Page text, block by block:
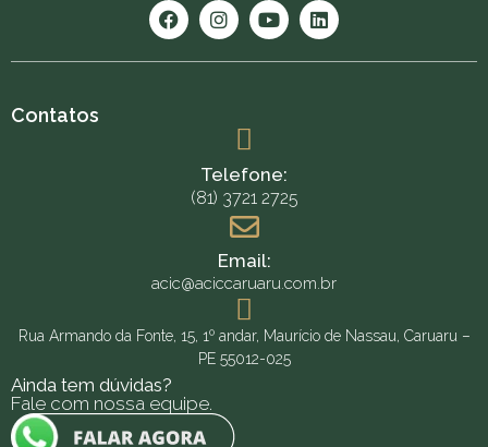
Contatos
Telefone:
(81) 3721 2725
Email:
acic@aciccaruaru.com.br
Rua Armando da Fonte, 15, 1º andar, Maurício de Nassau, Caruaru –
PE 55012-025
Ainda tem dúvidas?
Fale com nossa equipe.